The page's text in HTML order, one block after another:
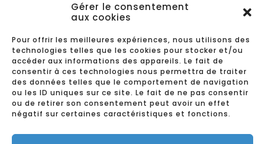
Gérer le consentement
aux cookies
Pour offrir les meilleures expériences, nous utilisons des
technologies telles que les cookies pour stocker et/ou
accéder aux informations des appareils. Le fait de
consentir à ces technologies nous permettra de traiter
des données telles que le comportement de navigation
ou les ID uniques sur ce site. Le fait de ne pas consentir
ou de retirer son consentement peut avoir un effet
négatif sur certaines caractéristiques et fonctions.
3 avenue de Bayonne
05 59 63 64 50
Agence ouverte du lundi au vendredi
de 9h30 à 12h30 et de 14h à 18h.
CONTACT
MENTIONS LÉGALES
DONNÉES PERSONNELLES ET COOKIES